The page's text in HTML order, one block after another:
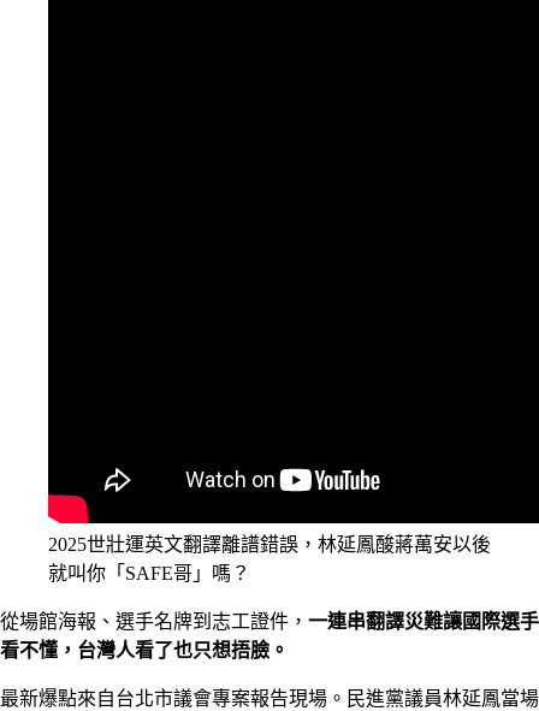
2025世壯運英文翻譯離譜錯誤，林延鳳酸蔣萬安以後
就叫你「SAFE哥」嗎？
從場館海報、選手名牌到志工證件， 一連串翻譯災難讓國際選手
看不懂，台灣人看了也只想捂臉。
最新爆點來自台北市議會專案報告現場。民進黨議員林延鳳當場